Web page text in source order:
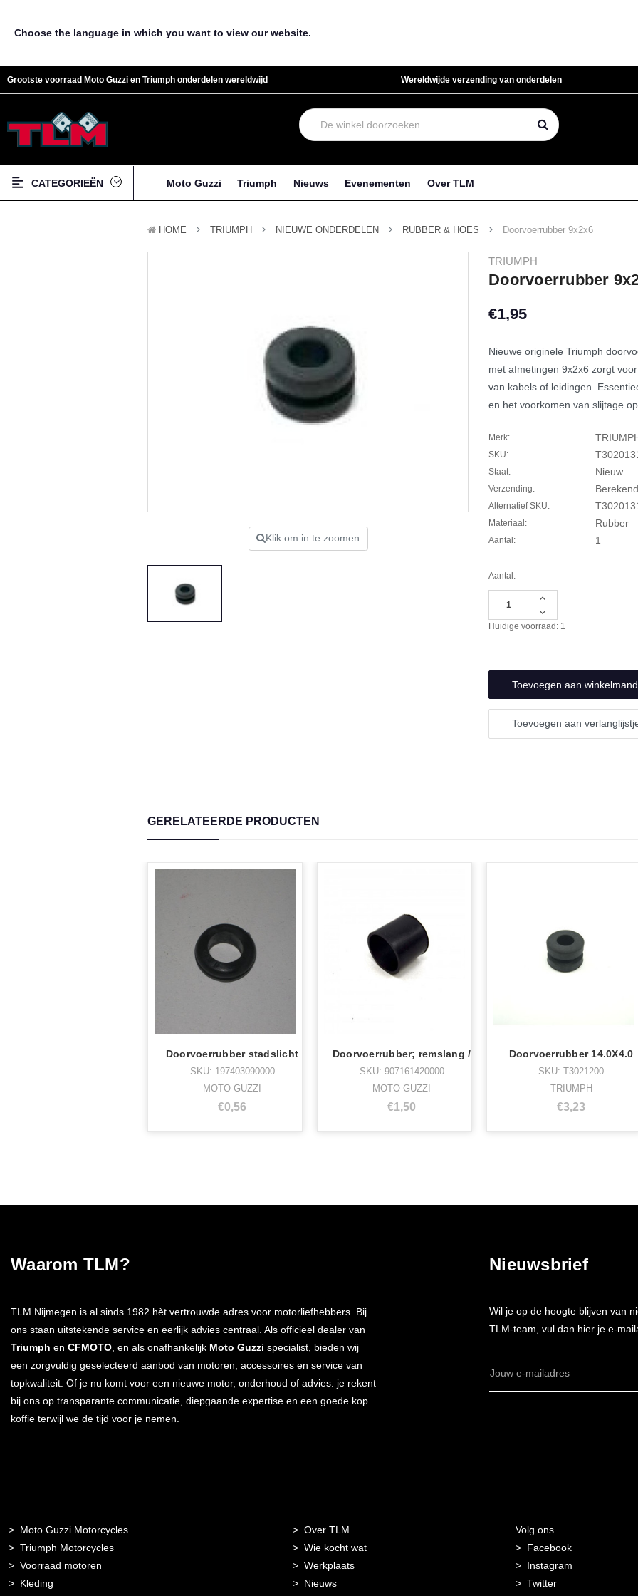
Choose the language in which you want to view our website.
Grootste voorraad Moto Guzzi en Triumph onderdelen wereldwijd Wereldwijde verzending van onderdelen
CATEGORIEËN Moto Guzzi Triumph Nieuws Evenementen Over TLM
HOME TRIUMPH NIEUWE ONDERDELEN RUBBER & HOES Doorvoerrubber 9x2x6
Klik om in te zoomen
TRIUMPH
Doorvoerrubber
€1,95
Nieuwe originele Triumph
met afmetingen 9x2x6 zorgt
van kabels of leidingen.
en het voorkomen van slijtage
Merk:
SKU:
Staat: Nieuw
Verzending:
Alternatief SKU:
Materiaal: Rubber
Aantal: 1
Aantal:
Hoeveelheid
van
undefined
Hoeveelheid
verlagen
van
Huidige voorraad: 1
Toevoegen aan
GERELATEERDE PRODUCTEN
Doorvoerrubber stadslicht
SKU: 197403090000
MOTO GUZZI
€0,56
Doorvoerrubber; remslang /
SKU: 907161420000
MOTO GUZZI
€1,50
Doorvoerrubber 14.0X4.0
SKU: T3021200
TRIUMPH
€3,23
Waarom TLM?
TLM Nijmegen is al sinds 1982 hèt vertrouwde adres voor motorliefhebbers. Bij
ons staan uitstekende service en eerlijk advies centraal. Als officieel dealer van
Triumph en CFMOTO , en als onafhankelijk Moto Guzzi specialist, bieden wij
een zorgvuldig geselecteerd aanbod van motoren, accessoires en service van
topkwaliteit. Of je nu komt voor een nieuwe motor, onderhoud of advies: je rekent
bij ons op transparante communicatie, diepgaande expertise en een goede kop
koffie terwijl we de tijd voor je nemen.
Nieuwsbrief
Wil je op de hoogte blijven van
TLM-team, vul dan hier je e-
E-
Moto Guzzi Motorcycles
Triumph Motorcycles
Voorraad motoren
Kleding
Over TLM
Wie kocht wat
Werkplaats
Nieuws
Volg ons
Facebook
Instagram
Twitter